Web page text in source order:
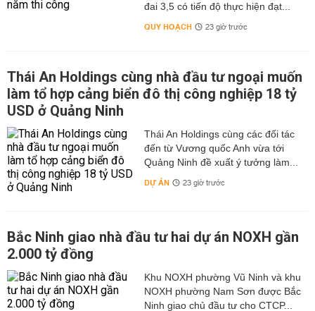
đai 3,5 có tiến độ thực hiện đạt...
QUY HOẠCH 23 giờ trước
Thái An Holdings cùng nhà đầu tư ngoại muốn
làm tổ hợp cảng biển đô thị công nghiệp 18 tỷ
USD ở Quảng Ninh
Thái An Holdings cùng các đối tác
đến từ Vương quốc Anh vừa tới
Quảng Ninh đề xuất ý tưởng làm...
DỰ ÁN 23 giờ trước
Bắc Ninh giao nhà đầu tư hai dự án NOXH gần
2.000 tỷ đồng
Khu NOXH phường Vũ Ninh và khu
NOXH phường Nam Sơn được Bắc
Ninh giao chủ đầu tư cho CTCP...